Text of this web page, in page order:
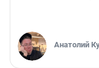
Анатолий